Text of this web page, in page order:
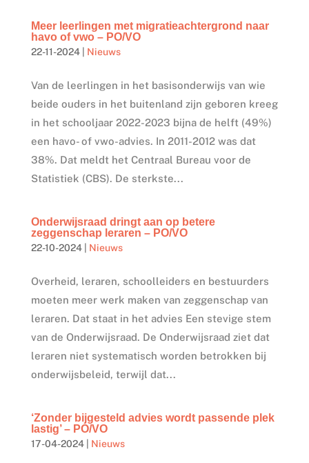
Meer leerlingen met migratieachtergrond naar
havo of vwo – PO/VO
22-11-2024| Nieuws
Van de leerlingen in het basisonderwijs van wie
beide ouders in het buitenland zijn geboren kreeg
in het schooljaar 2022-2023 bijna de helft (49%)
een havo- of vwo-advies. In 2011-2012 was dat
38%. Dat meldt het Centraal Bureau voor de
Statistiek (CBS). De sterkste...
Onderwijsraad dringt aan op betere
zeggenschap leraren – PO/VO
22-10-2024| Nieuws
Overheid, leraren, schoolleiders en bestuurders
moeten meer werk maken van zeggenschap van
leraren. Dat staat in het advies Een stevige stem
van de Onderwijsraad. De Onderwijsraad ziet dat
leraren niet systematisch worden betrokken bij
onderwijsbeleid, terwijl dat...
‘Zonder bijgesteld advies wordt passende plek
lastig’ – PO/VO
17-04-2024| Nieuws